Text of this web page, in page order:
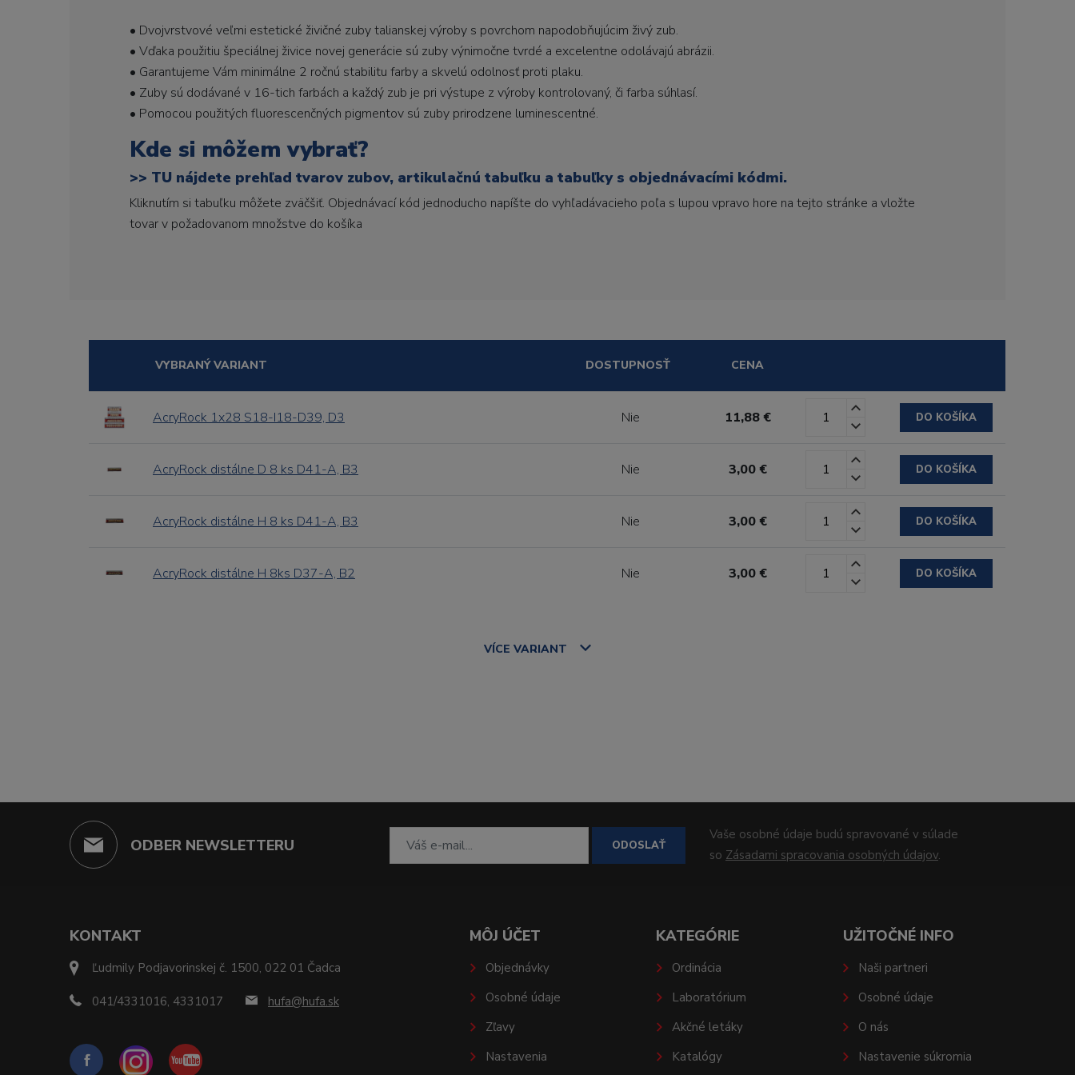
• Dvojvrstvové veľmi estetické živičné zuby talianskej výroby s povrchom napodobňujúcim živý zub.
• Vďaka použitiu špeciálnej živice novej generácie sú zuby výnimočne tvrdé a excelentne odolávajú abrázii.
• Garantujeme Vám minimálne 2 ročnú stabilitu farby a skvelú odolnosť proti plaku.
• Zuby sú dodávané v 16-tich farbách a každý zub je pri výstupe z výroby kontrolovaný, či farba súhlasí.
• Pomocou použitých fluorescenčných pigmentov sú zuby prirodzene luminescentné.
Kde si môžem vybrať?
>> TU nájdete prehľad tvarov zubov, artikulačnú tabuľku a tabuľky s objednávacími kódmi.
Kliknutím si tabuľku môžete zväčšiť. Objednávací kód jednoducho napíšte do vyhľadávacieho poľa s lupou vpravo hore na tejto stránke a vložte
tovar v požadovanom množstve do košíka
VYBRANÝ VARIANT DOSTUPNOSŤ CENA
AcryRock 1x28 S18-I18-D39, D3 Nie 11,88 € DO KOŠÍKA
AcryRock distálne D 8 ks D41-A, B3 Nie 3,00 € DO KOŠÍKA
AcryRock distálne H 8 ks D41-A, B3 Nie 3,00 € DO KOŠÍKA
AcryRock distálne H 8ks D37-A, B2 Nie 3,00 € DO KOŠÍKA
VÍCE VARIANT
ODBER NEWSLETTERU ODOSLAŤ
Vaše osobné údaje budú spravované v súlade
so Zásadami spracovania osobných údajov.
KONTAKT
Ľudmily Podjavorinskej č. 1500, 022 01 Čadca
041/4331016, 4331017 hufa@hufa.sk
MÔJ ÚČET
Objednávky
Osobné údaje
Zľavy
Nastavenia
KATEGÓRIE
Ordinácia
Laboratórium
Akčné letáky
Katalógy
UŽITOČNÉ INFO
Naši partneri
Osobné údaje
O nás
Nastavenie súkromia